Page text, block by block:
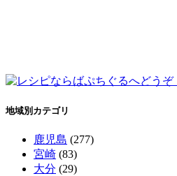
地域別カテゴリ
鹿児島 (277)
宮崎 (83)
大分 (29)